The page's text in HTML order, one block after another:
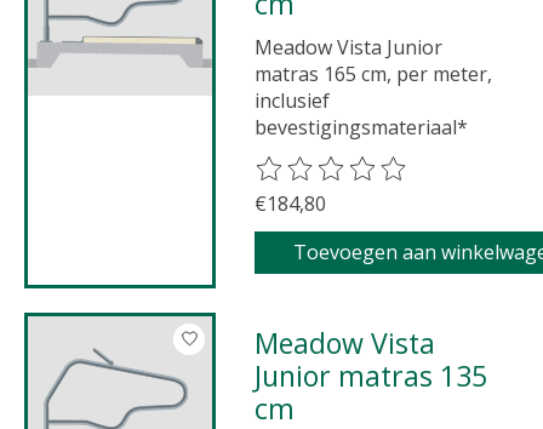
Meadow Vista Junior
matras 165 cm, per meter,
inclusief
bevestigingsmateriaal*
De beoordeling van dit
€184,80
Toevoegen aan
Meadow Vista
Junior matras 135
cm